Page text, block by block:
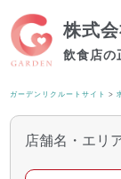
株式
飲食店の
ガーデンリクルートサイト >
店舗名・エリ